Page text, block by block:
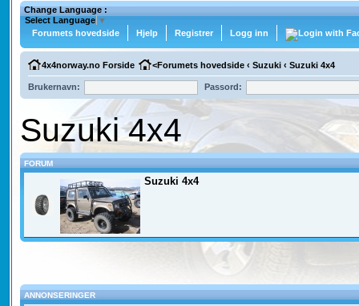
Change Language :
Select Language ▼
Forumets hovedside
Hjelp Registrer Logg inn
4x4norway.no Forside <Forumets hovedside ‹ Suzuki ‹ Suzuki 4x4
Brukernavn: Passord:
Suzuki 4x4
FORUM
Suzuki 4x4
ANNONSERINGER